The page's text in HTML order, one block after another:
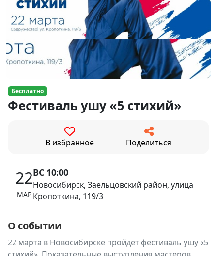
Бесплатно
Фестиваль ушу «5 стихий»
В избранное Поделиться
22
МАР
ВС 10:00
Новосибирск, Заельцовский район, улица
Кропоткина, 119/3
О событии
22 марта в Новосибирске пройдет фестиваль ушу «5